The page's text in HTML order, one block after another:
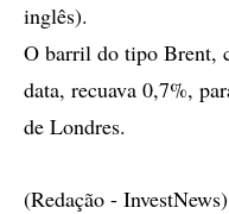
inglês).
O barril do tipo Brent,
data, recuava 0,7%,
de Londres.
(Redação - InvestNews)